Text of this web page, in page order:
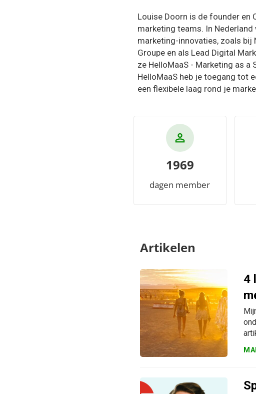
Louise Doorn is de founder en
marketing teams. In
marketing-innovaties, zoals bij
Groupe en als Lead Digital
ze HelloMaaS - Marketing as
HelloMaaS heb je toegang tot
een flexibele laag rond je
1969
dagen member
Artikelen
4